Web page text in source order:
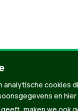
analytische cookies
en